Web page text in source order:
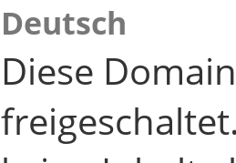
Deutsch
Diese